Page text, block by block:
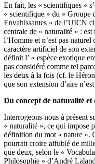
En fait, les « scientifiques »
« scientifique » du « Groupe
Envahissantes » de l’UICN
centrale de « naturalité » :
l’Homme et n’est pas
caractère artificiel de son
définit l’ « espèce exotique
pas considéré comme tel
les deux à la fois (cf. le
que son extension d’aire
Du concept de naturalité et
Interrogeons-nous à présent
« naturalité », ce qui impose
définition du mot « nature ».
pourrait croire affublé de
que deux, selon le «
Philosophie » d’André